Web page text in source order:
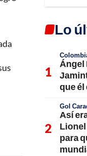
Lo
Ángel
que él
Gol
Así
para